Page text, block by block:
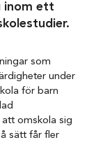
inom ett
som
under
för barn
omskola sig
sätt får fler